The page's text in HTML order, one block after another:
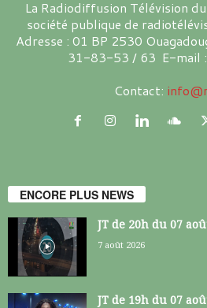
La Radiodiffusion Télévision
société publique de
Adresse : 01 BP 2530
31-83-53 / 63 E-mail
Contact:
ENCORE PLUS NEWS
JT de 20h du 07
7 août 2026
JT de 19h du 07